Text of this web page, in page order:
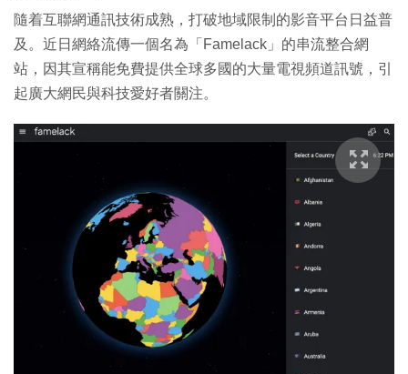
隨着互聯網通訊技術成熟，打破地域限制的影音平台日益普
及。近日網絡流傳一個名為「Famelack」的串流整合網
站，因其宣稱能免費提供全球多國的大量電視頻道訊號，引
起廣大網民與科技愛好者關注。